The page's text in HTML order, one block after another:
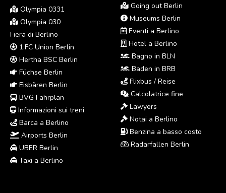
Olympia 0331
Olympia 030
Fiera di Berlino
1.FC Union Berlin
Hertha BSC Berlin
Füchse Berlin
Eisbären Berlin
BVG Fahrplan
Informazioni sui treni
Barca a Berlino
Airports Berlin
UBER Berlin
Taxi a Berlino
Going out Berlin
Museums Berlin
Eventi a Berlino
Hotel a Berlino
Bagno in BLN
Baden in BRB
Flixbus / Reise
Calcolatrice fine
Lawyers
Notai a Berlino
Benzina a basso costo
Radarfallen Berlin